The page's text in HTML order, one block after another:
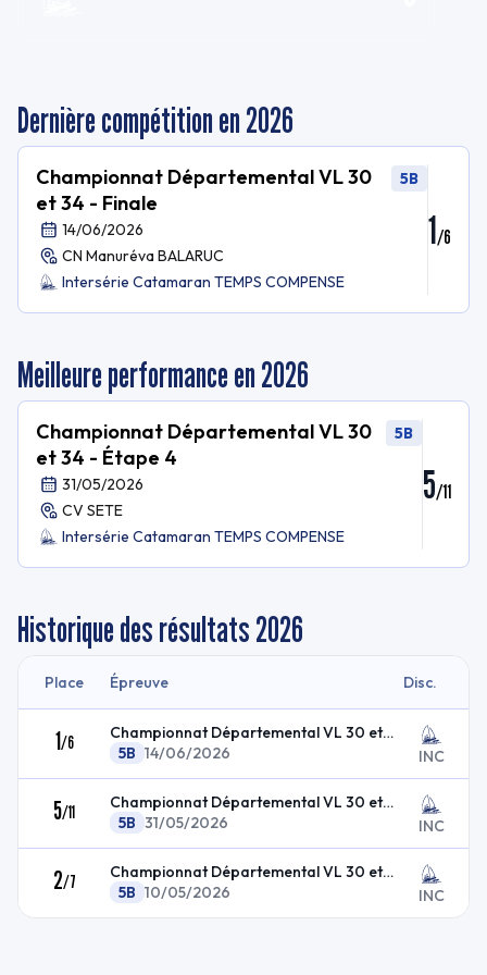
Dernière compétition en 2026
Championnat Départemental VL 30
et 34 - Finale
5B
14/06/2026
CN Manuréva BALARUC
Intersérie Catamaran TEMPS COMPENSE
1/6
Meilleure performance en 2026
Championnat Départemental VL 30
et 34 - Étape 4
5B
31/05/2026
CV SETE
Intersérie Catamaran TEMPS COMPENSE
5/11
Historique des résultats2026
Place Épreuve Disc.
1/6
Championnat Départemental VL 30 et 34 - Finale
5B 14/06/2026 INC
5/11
Championnat Départemental VL 30 et 34 - Étape 4
5B 31/05/2026 INC
2/7
Championnat Départemental VL 30 et 34 - Étape 5
5B 10/05/2026 INC